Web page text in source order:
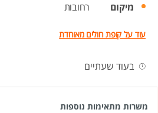
מיקום
רחובות
עוד על קופת חולים מאוחדת
בעוד שעתיים
משרות מתאימות נוספות